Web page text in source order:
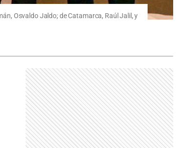
Osvaldo Jaldo; de Catamarca, Raúl Jalil, y